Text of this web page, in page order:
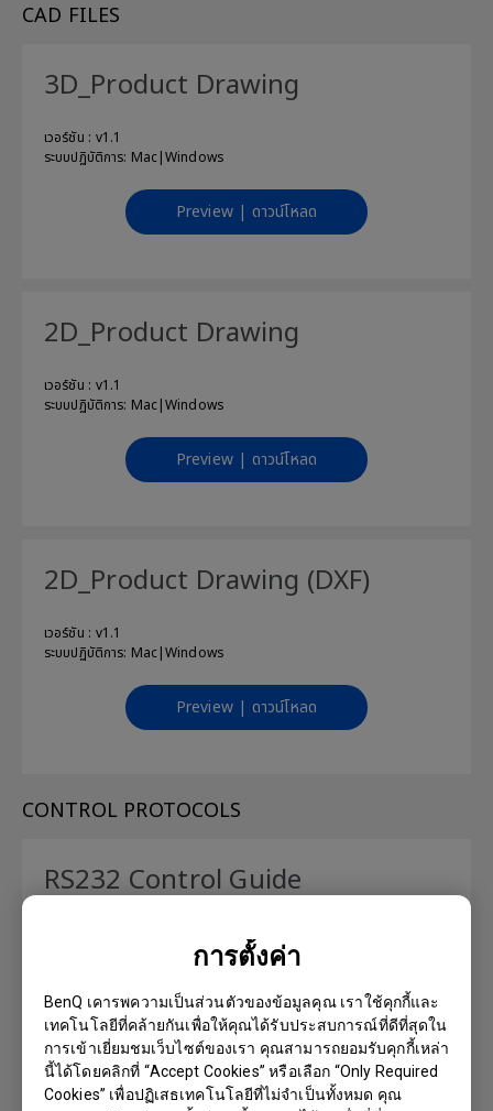
การตั้งค่า
BenQ เคารพความเป็นส่วนตัวของข้อมูลคุณ เราใช้คุกกี้และ
เทคโนโลยีที่คล้ายกันเพื่อให้คุณได้รับประสบการณ์ที่ดีที่สุดใน
การเข้าเยี่ยมชมเว็บไซต์ของเรา คุณสามารถยอมรับคุกกี้เหล่า
นี้ได้โดยคลิกที่ “Accept Cookies” หรือเลือก “Only Required
Cookies” เพื่อปฏิเสธเทคโนโลยีที่ไม่จำเป็นทั้งหมด คุณ
CAD FILES
3D_Product Drawing
เวอร์ชัน : v1.1
ระบบปฏิบัติการ: Mac|Windows
Preview | ดาวน์โหลด
2D_Product Drawing
เวอร์ชัน : v1.1
ระบบปฏิบัติการ: Mac|Windows
Preview | ดาวน์โหลด
2D_Product Drawing (DXF)
เวอร์ชัน : v1.1
ระบบปฏิบัติการ: Mac|Windows
Preview | ดาวน์โหลด
CONTROL PROTOCOLS
RS232 Control Guide
Preview | ดาวน์โหลด